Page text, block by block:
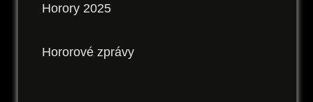
Horory 2025
Hororové zprávy